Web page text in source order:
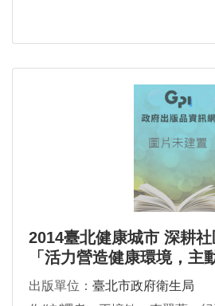
2014臺北健康城市 深耕
「活力營造健康環境，主
活」
出版單位： 臺北市政府衛生局